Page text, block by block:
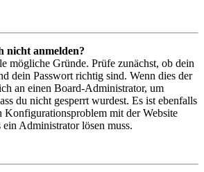
nicht anmelden?
mögliche Gründe. Prüfe zunächst, ob dein
dein Passwort richtig sind. Wenn dies der
an einen Board-Administrator, um
du nicht gesperrt wurdest. Es ist ebenfalls
Konfigurationsproblem mit der Website
Administrator lösen muss.